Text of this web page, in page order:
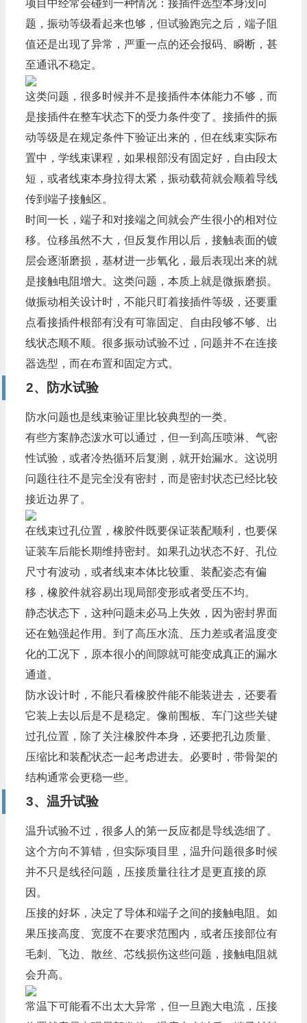
项目中经常会碰到一种情况：接插件选型本身没问
题，振动等级看起来也够，但试验跑完之后，端子阻
值还是出现了异常，严重一点的还会报码、瞬断，甚
至通讯不稳定。
这类问题，很多时候并不是接插件本体能力不够，而
是接插件在整车状态下的受力条件变了。接插件的振
动等级是在规定条件下验证出来的，但在线束实际布
置中，学线束课程 ，如果根部没有固定好，自由段太
短，或者线束本身拉得太紧，振动载荷就会顺着导线
传到端子接触区。
时间一长，端子和对接端之间就会产生很小的相对位
移。位移虽然不大，但反复作用以后，接触表面的镀
层会逐渐磨损，基材进一步氧化，最后表现出来的就
是接触电阻增大。这类问题，本质上就是微振磨损。
做振动相关设计时，不能只盯着接插件等级，还要重
点看接插件根部有没有可靠固定、自由段够不够、出
线状态顺不顺。很多振动试验不过，问题并不在连接
器选型，而在布置和固定方式。
2、防水试验
防水问题也是线束验证里比较典型的一类。
有些方案静态泼水可以通过，但一到高压喷淋、气密
性试验，或者冷热循环后复测，就开始漏水。这说明
问题往往不是完全没有密封，而是密封状态已经比较
接近边界了。
在线束过孔位置，橡胶件既要保证装配顺利，也要保
证装车后能长期维持密封。如果孔边状态不好、孔位
尺寸有波动，或者线束本体比较重、装配姿态有偏
移，橡胶件就容易出现局部变形或者受压不均。
静态状态下，这种问题未必马上失效，因为密封界面
还在勉强起作用。到了高压水流、压力差或者温度变
化的工况下，原本很小的间隙就可能变成真正的漏水
通道。
防水设计时，不能只看橡胶件能不能装进去，还要看
它装上去以后是不是稳定。像前围板、车门这些关键
过孔位置，除了关注橡胶件本身，还要把孔边质量、
压缩比和装配状态一起考虑进去。必要时，带骨架的
结构通常会更稳一些。
3、温升试验
温升试验不过，很多人的第一反应都是导线选细了。
这个方向不算错，但实际项目里，温升问题很多时候
并不只是线径问题，压接质量往往才是更直接的原
因。
压接的好坏，决定了导体和端子之间的接触电阻。如
果压接高度、宽度不在要求范围内，或者压接部位有
毛刺、飞边、散丝、芯线损伤这些问题，接触电阻就
会升高。
常温下可能看不出太大异常，但一旦跑大电流，压接